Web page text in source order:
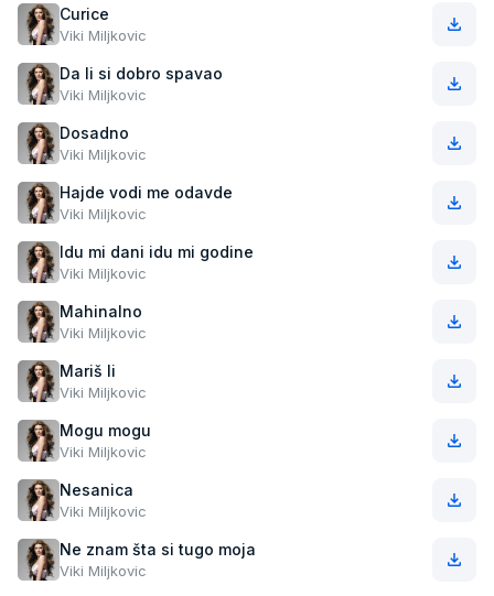
Curice
Viki Miljkovic
Da li si dobro spavao
Viki Miljkovic
Dosadno
Viki Miljkovic
Hajde vodi me odavde
Viki Miljkovic
Idu mi dani idu mi godine
Viki Miljkovic
Mahinalno
Viki Miljkovic
Mariš li
Viki Miljkovic
Mogu mogu
Viki Miljkovic
Nesanica
Viki Miljkovic
Ne znam šta si tugo moja
Viki Miljkovic